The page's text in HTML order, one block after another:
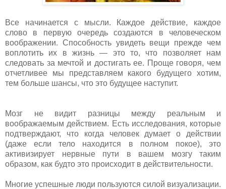
Все начинается с мысли. Каждое действие, каждое
слово в первую очередь создаются в человеческом
воображении. Способность увидеть вещи прежде чем
воплотить их в жизнь — это то, что позволяет нам
следовать за мечтой и достигать ее. Проще говоря, чем
отчетливее мы представляем какого будущего хотим,
тем больше шансы, что это будущее наступит.
Мозг не видит разницы между реальным и
воображаемым действием. Есть исследования, которые
подтверждают, что когда человек думает о действии
(даже если тело находится в полном покое), это
активизирует нервные пути в вашем мозгу таким
образом, как будто это происходит в действительности.
Многие успешные люди пользуются силой визуализации.